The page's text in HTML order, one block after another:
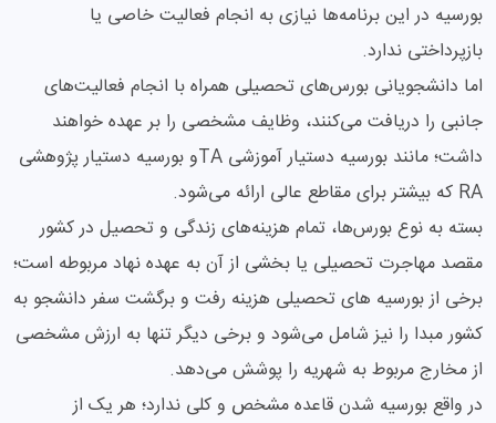
بورسیه در این برنامه‌ها نیازی به انجام فعالیت خاصی یا
بازپرداختی ندارد.
اما دانشجویانی بورس‌های تحصیلی همراه با انجام فعالیت‌های
جانبی را دریافت می‌کنند، وظایف مشخصی را بر عهده خواهند
داشت؛ مانند بورسیه دستیار آموزشی TAو بورسیه دستیار پژوهشی
RA که بیشتر برای مقاطع عالی ارائه می‌شود.
بسته به نوع بورس‌ها، تمام هزینه‌های زندگی و تحصیل در کشور
مقصد مهاجرت تحصیلی یا بخشی از آن به عهده نهاد مربوطه است؛
برخی از بورسیه های تحصیلی هزینه رفت و برگشت سفر دانشجو به
کشور مبدا را نیز شامل می‌شود و برخی دیگر تنها به ارزش مشخصی
از مخارج مربوط به شهریه را پوشش می‌دهد.
در واقع بورسیه شدن قاعده مشخص و کلی ندارد؛ هر یک از